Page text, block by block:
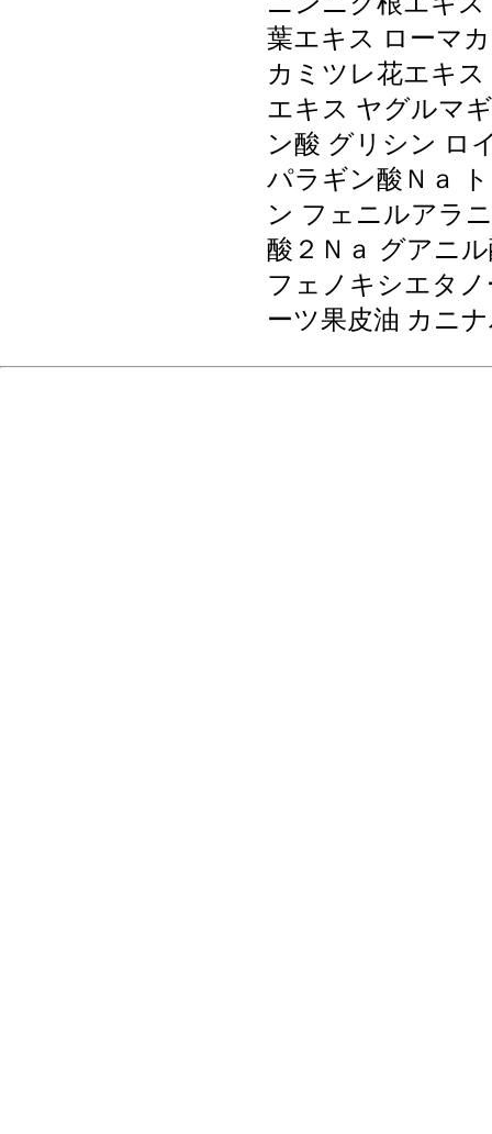
葉エキス ローマ
カミツレ花エキ
エキス ヤグルマ
ン酸 グリシン ロ
パラギン酸Ｎａ
ン フェニルアラ
酸２Ｎａ グアニ
フェノキシエタ
ーツ果皮油 カニ